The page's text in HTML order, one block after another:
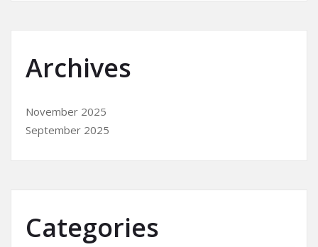
Archives
November 2025
September 2025
Categories